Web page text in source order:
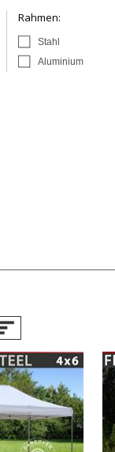
Rahmen:
Stahl
Aluminium